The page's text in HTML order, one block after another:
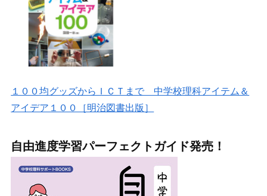
１００均グッズからＩＣＴまで 中学校理科アイテム＆
アイデア１００［明治図書出版］
自由進度学習パーフェクトガイド発売！